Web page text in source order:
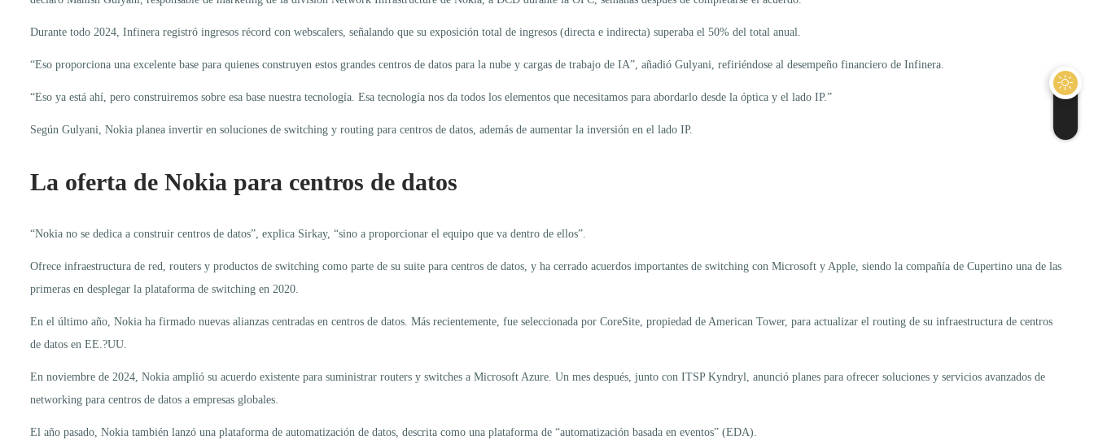
Durante todo 2024, Infinera registró ingresos récord con webscalers, señalando que su exposición total de ingresos (directa e indirecta) superaba el 50% del total anual.
“Eso proporciona una excelente base para quienes construyen estos grandes centros de datos para la nube y cargas de trabajo de IA”, añadió Gulyani, refiriéndose al desempeño financiero de Infinera.
“Eso ya está ahí, pero construiremos sobre esa base nuestra tecnología. Esa tecnología nos da todos los elementos que necesitamos para abordarlo desde la óptica y el lado IP.”
Según Gulyani, Nokia planea invertir en soluciones de switching y routing para centros de datos, además de aumentar la inversión en el lado IP.
La oferta de Nokia para centros de datos
“Nokia no se dedica a construir centros de datos”, explica Sirkay, “sino a proporcionar el equipo que va dentro de ellos”.
Ofrece infraestructura de red, routers y productos de switching como parte de su suite para centros de datos, y ha cerrado acuerdos importantes de switching con Microsoft y Apple, siendo la compañía de Cupertino una de las
primeras en desplegar la plataforma de switching en 2020.
En el último año, Nokia ha firmado nuevas alianzas centradas en centros de datos. Más recientemente, fue seleccionada por CoreSite, propiedad de American Tower, para actualizar el routing de su infraestructura de centros
de datos en EE.?UU.
En noviembre de 2024, Nokia amplió su acuerdo existente para suministrar routers y switches a Microsoft Azure. Un mes después, junto con ITSP Kyndryl, anunció planes para ofrecer soluciones y servicios avanzados de
networking para centros de datos a empresas globales.
El año pasado, Nokia también lanzó una plataforma de automatización de datos, descrita como una plataforma de “automatización basada en eventos” (EDA).